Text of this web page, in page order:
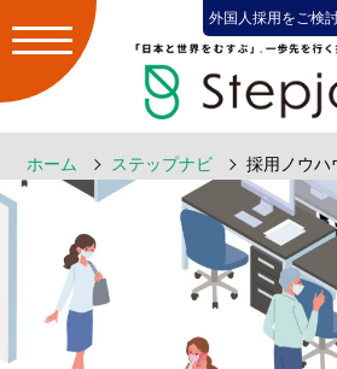
外国人採用をご検
ホーム ステップナビ 採用ノウハ